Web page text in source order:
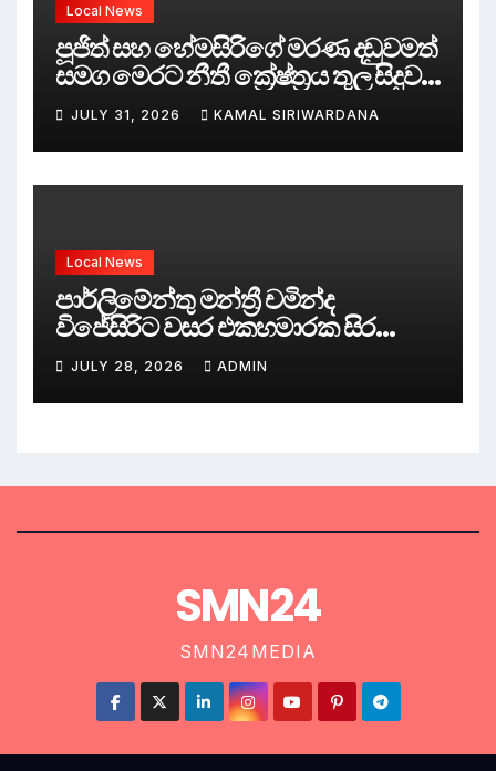
Local News
පූජිත් සහ හේමසිරිගේ මරණ දඩුවමත්
සමග මෙරට නීතී ක්‍රේෂ්ත්‍රය තුල සිදුව
ඇත්තේ කුමක්ද ?
JULY 31, 2026 KAMAL SIRIWARDANA
Local News
පාර්ලිමේන්තු මන්ත්‍රී චමින්ද
විජේසිරිට වසර එකහමාරක සිර
දඬුවම්.
JULY 28, 2026 ADMIN
SMN24
SMN24MEDIA